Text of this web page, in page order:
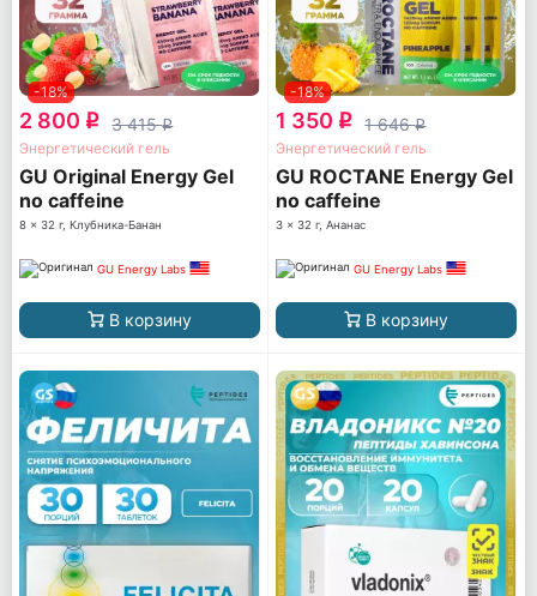
-18%
2 800 q 3 415q
Энергетический гель
GU Original Energy Gel
no caffeine
8 x 32 г, Клубника-Банан
GU Energy Labs
В корзину
-18%
1 350 q 1 646q
Энергетический гель
GU ROCTANE Energy Gel
no caffeine
3 x 32 г, Ананас
GU Energy Labs
В корзину